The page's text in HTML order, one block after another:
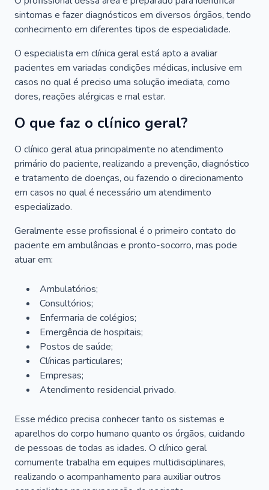
sintomas e fazer diagnósticos em diversos órgãos, tendo
conhecimento em diferentes tipos de especialidade.
O especialista em clínica geral está apto a avaliar
pacientes em variadas condições médicas, inclusive em
casos no qual é preciso uma solução imediata, como
dores, reações alérgicas e mal estar.
O que faz o clínico geral?
O clínico geral atua principalmente no atendimento
primário do paciente, realizando a prevenção, diagnóstico
e tratamento de doenças, ou fazendo o direcionamento
em casos no qual é necessário um atendimento
especializado.
Geralmente esse profissional é o primeiro contato do
paciente em ambulâncias e pronto-socorro, mas pode
atuar em:
Ambulatórios;
Consultórios;
Enfermaria de colégios;
Emergência de hospitais;
Postos de saúde;
Clínicas particulares;
Empresas;
Atendimento residencial privado.
Esse médico precisa conhecer tanto os sistemas e
aparelhos do corpo humano quanto os órgãos, cuidando
de pessoas de todas as idades. O clínico geral
comumente trabalha em equipes multidisciplinares,
realizando o acompanhamento para auxiliar outros